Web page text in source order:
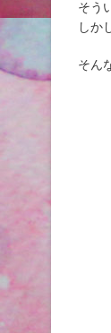
そう
しか
そん